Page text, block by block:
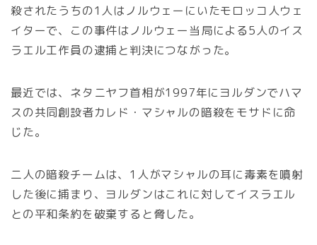
殺されたうちの1人はノルウェーにいたモロッコ人ウェ
イターで、この事件はノルウェー当局による5人のイス
ラエル工作員の逮捕と判決につながった。
最近では、ネタニヤフ首相が1997年にヨルダンでハマ
スの共同創設者カレド・マシャルの暗殺をモサドに命
じた。
二人の暗殺チームは、1人がマシャルの耳に毒素を噴射
した後に捕まり、ヨルダンはこれに対してイスラエル
との平和条約を破棄すると脅した。